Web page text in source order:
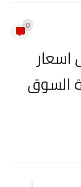
0
اسعار
السوق